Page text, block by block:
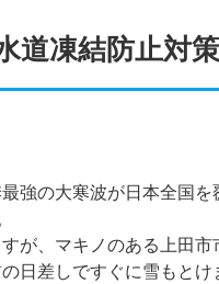
道凍結防止対
強の大寒波が日本全国を
が、マキノのある上田市
日差しですぐに雪もとけ